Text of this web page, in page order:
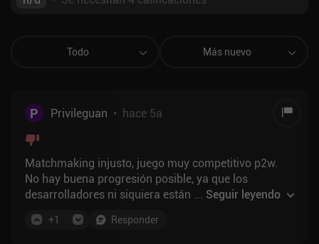
Todo Más nuevo
P Privileguan • hace 5a
Matchmaking injusto, juego muy competitivo p2w.
No hay buena progresión posible, ya que los
desarrolladores ni siquiera están dando la mínima
competir como jugador f2p... De lo contrario podría
... Seguir leyendo
+1 Responder